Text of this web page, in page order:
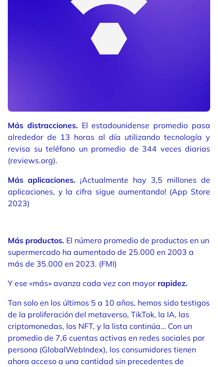
Más distracciones.El estadounidense promedio pasa
alrededor de 13 horas al día utilizando tecnología y
revisa su teléfono un promedio de 344 veces diarias
(reviews.org).
Más aplicaciones. ¡Actualmente hay 3,5 millones de
aplicaciones, y la cifra sigue aumentando! (App Store
2023)
Más productos. El número promedio de productos en un
supermercado ha aumentado de 25.000 en 2003 a
más de 35.000 en 2023. (FMI)
Y ese «más» avanza cada vez con mayor rapidez.
Tan solo en los últimos 5 a 10 años, hemos sido testigos
de la proliferación del metaverso, TikTok, la IA, las
criptomonedas, los NFT, y la lista continúa… Con un
promedio de 7,6 cuentas activas en redes sociales por
persona (GlobalWebIndex), los consumidores tienen
ahora acceso a una cantidad sin precedentes de